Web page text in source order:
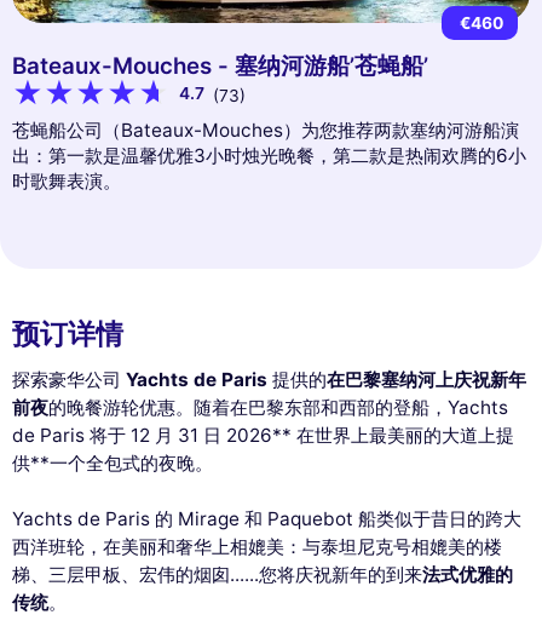
€460
Bateaux-Mouches - 塞纳河游船’苍蝇船’
4.7 (73)
苍蝇船公司（Bateaux-Mouches）为您推荐两款塞纳河游船演
出：第一款是温馨优雅3小时烛光晚餐，第二款是热闹欢腾的6小
时歌舞表演。
预订详情
探索豪华公司 Yachts de Paris 提供的在巴黎塞纳河上庆祝新年
前夜的晚餐游轮优惠。随着在巴黎东部和西部的登船，Yachts
de Paris 将于 12 月 31 日 2026** 在世界上最美丽的大道上提
供**一个全包式的夜晚。
Yachts de Paris 的 Mirage 和 Paquebot 船类似于昔日的跨大
西洋班轮，在美丽和奢华上相媲美：与泰坦尼克号相媲美的楼
梯、三层甲板、宏伟的烟囱......您将庆祝新年的到来法式优雅的
传统。